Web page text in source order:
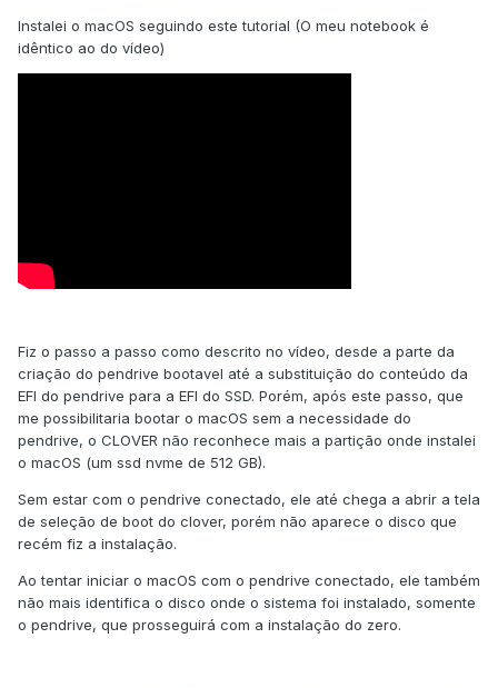
Instalei o macOS seguindo este tutorial (O meu notebook é
idêntico ao do vídeo)
Fiz o passo a passo como descrito no vídeo, desde a parte da
criação do pendrive bootavel até a substituição do conteúdo da
EFI do pendrive para a EFI do SSD. Porém, após este passo, que
me possibilitaria bootar o macOS sem a necessidade do
pendrive, o CLOVER não reconhece mais a partição onde instalei
o macOS (um ssd nvme de 512 GB).
Sem estar com o pendrive conectado, ele até chega a abrir a tela
de seleção de boot do clover, porém não aparece o disco que
recém fiz a instalação.
Ao tentar iniciar o macOS com o pendrive conectado, ele também
não mais identifica o disco onde o sistema foi instalado, somente
o pendrive, que prosseguirá com a instalação do zero.